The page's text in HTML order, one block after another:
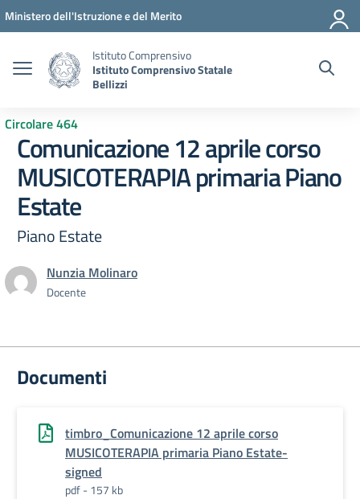
Vai ai contenuti
Vai al menu di navigazione
Vai al footer
Ministero dell'Istruzione e del Merito
Istituto Comprensivo
Istituto Comprensivo Statale
Bellizzi
Circolare 464
Comunicazione 12 aprile corso
MUSICOTERAPIA primaria Piano
Estate
Piano Estate
Nunzia Molinaro
Docente
Documenti
timbro_Comunicazione 12 aprile corso
MUSICOTERAPIA primaria Piano Estate-
signed
pdf - 157 kb